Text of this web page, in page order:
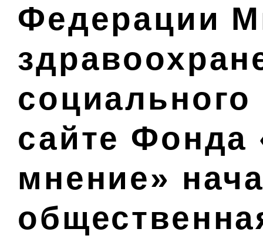
Федерации
сайте Фонда
мнение»